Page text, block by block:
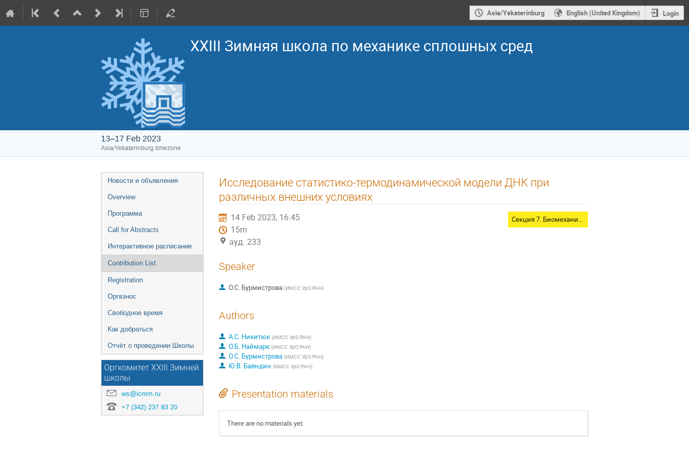
Asia/Yekaterinburg English (United Kingdom) Login
XXIII Зимняя школа по механике сплошных сред
13–17 Feb 2023
Asia/Yekaterinburg timezone
Event
menu
Новости и объявления
Overview
Программа
Call for Abstracts
Интерактивное расписание
Contribution List
Registration
Оргвзнос
Свободное время
Как добраться
Отчёт о проведении Школы
Оргкомитет XXIII Зимней
школы
ws@icmm.ru
+7 (342) 237 83 20
Исследование статистико-термодинамической модели ДНК при
различных внешних условиях
14 Feb 2023, 16:45
15m
ауд. 233
Секция 7. Биомеханика, биофизика
Speaker
О.С. Бурмистрова (ИМСС УрО РАН)
Authors
А.C. Никитюк (ИМСС УрО РАН)
О.Б. Наймарк (ИМСС УрО РАН)
О.С. Бурмистрова (ИМСС УрО РАН)
Ю.В. Баяндин (ИМСС УрО РАН)
Presentation materials
There are no materials yet.